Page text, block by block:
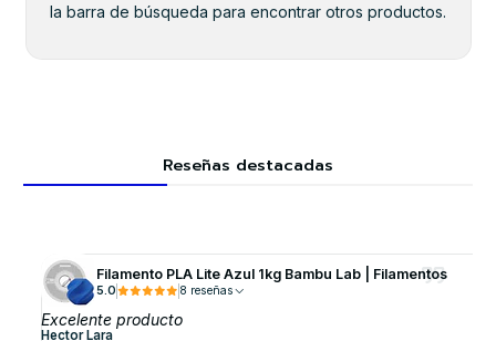
la barra de búsqueda para encontrar otros productos.
Reseñas destacadas
Filamento PLA Lite Azul 1kg Bambu Lab | Filamentos
5.0 8 reseñas
Excelente producto
Hector Lara